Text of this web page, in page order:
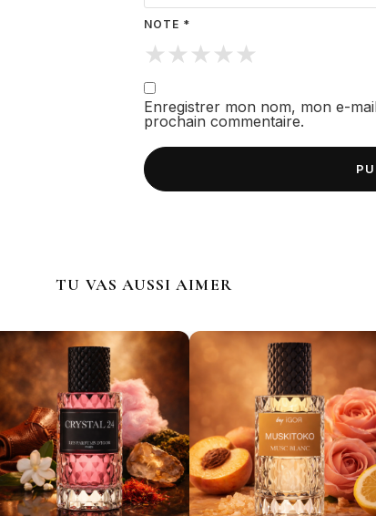
NOTE *
★★★★★
Enregistrer mon nom, mon e-
prochain commentaire.
TU VAS AUSSI AIMER